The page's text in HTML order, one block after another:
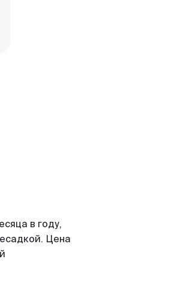
в году,
Цена